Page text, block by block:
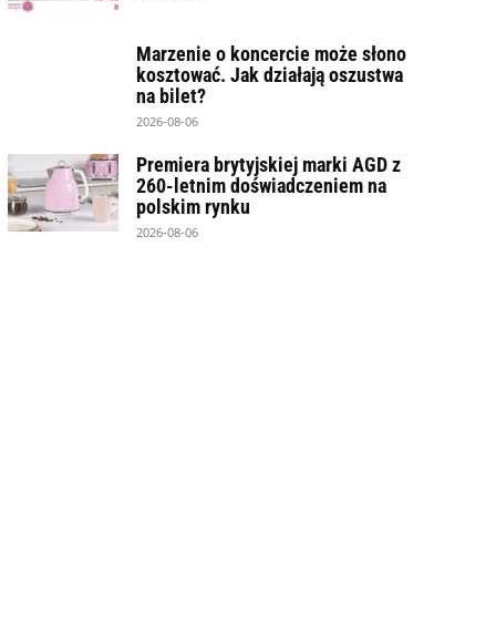
Marzenie o koncercie może słono
kosztować. Jak działają oszustwa
na bilet?
2026-08-06
Premiera brytyjskiej marki AGD z
260-letnim doświadczeniem na
polskim rynku
2026-08-06